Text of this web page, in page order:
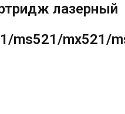
лазерный
ms521/mx521/